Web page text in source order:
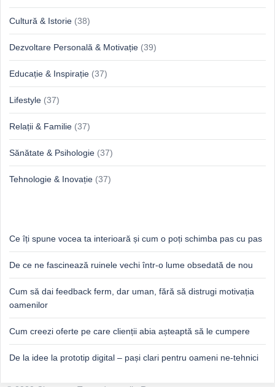
Cultură & Istorie (38)
Dezvoltare Personală & Motivație (39)
Educație & Inspirație (37)
Lifestyle (37)
Relații & Familie (37)
Sănătate & Psihologie (37)
Tehnologie & Inovație (37)
Ce îți spune vocea ta interioară și cum o poți schimba pas cu pas
De ce ne fascinează ruinele vechi într-o lume obsedată de nou
Cum să dai feedback ferm, dar uman, fără să distrugi motivația
oamenilor
Cum creezi oferte pe care clienții abia așteaptă să le cumpere
De la idee la prototip digital – pași clari pentru oameni ne-tehnici